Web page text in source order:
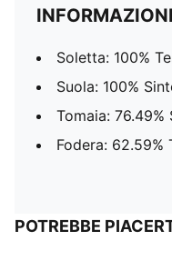
Soletta: 100%
Suola: 100%
Tomaia: 76.49%
Fodera: 62.59%
POTREBBE